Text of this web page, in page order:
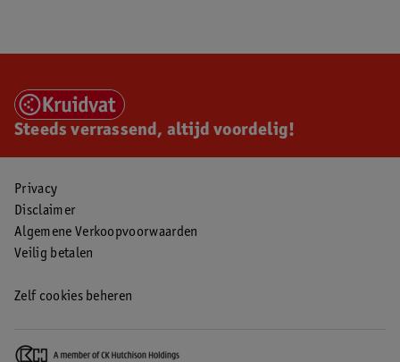
Steeds verrassend, altijd voordelig!
Privacy
Disclaimer
Algemene Verkoopvoorwaarden
Veilig betalen
Zelf cookies beheren